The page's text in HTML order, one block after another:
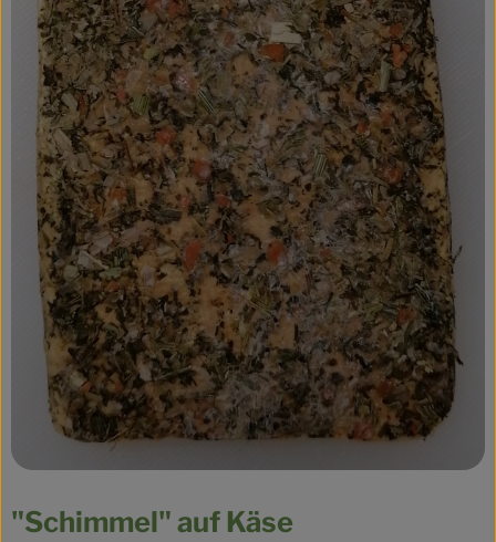
Kühltheke
Veganes
Brot
Speisekammer
Getränke
Drogerie & Haushalt
So geht’s
Über uns
Für Kita & Büro
"Schimmel" auf Käse